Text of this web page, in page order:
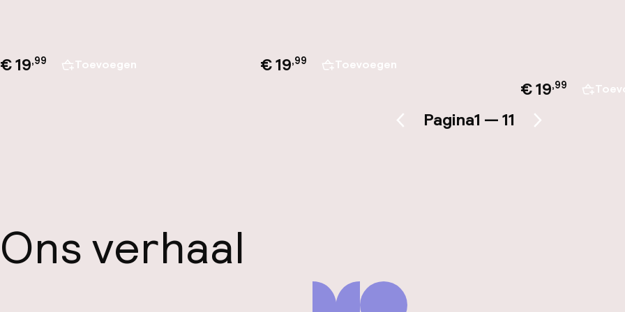
€ 19,99 Toevoegen € 19,99 Toevoegen
€ 19,99
Vorige pagina
Pagina1 — 11 Volgende pagina
Ons verhaal